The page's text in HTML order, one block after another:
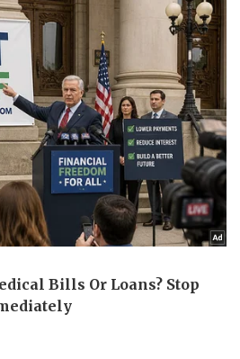
Ô tô - Xe máy
Ô tô
Xe máy
Tư vấn